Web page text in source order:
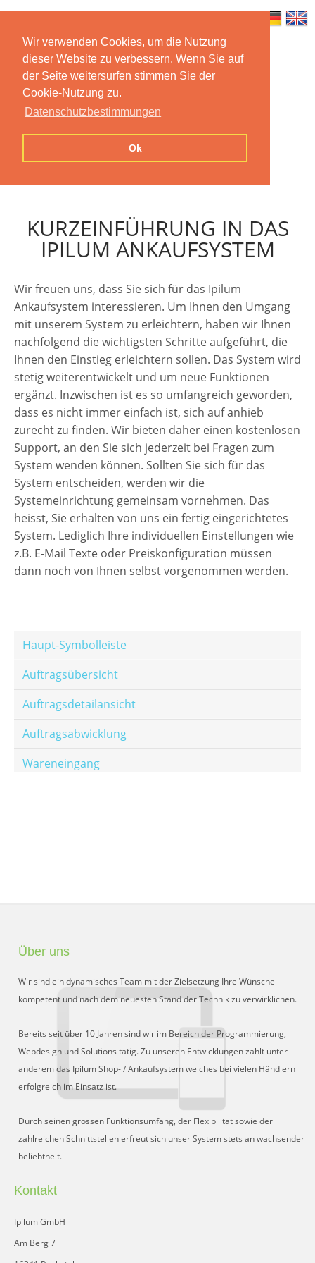
Wir verwenden Cookies, um die Nutzung
dieser Website zu verbessern. Wenn Sie auf
der Seite weitersurfen stimmen Sie der
Cookie-Nutzung zu.
Datenschutzbestimmungen
Ok
Home Features Mobile App
Preise
Contact us Imprint Privacy
KURZEINFÜHRUNG IN DAS
IPILUM ANKAUFSYSTEM
Wir freuen uns, dass Sie sich für das Ipilum
Ankaufsystem interessieren. Um Ihnen den Umgang
mit unserem System zu erleichtern, haben wir Ihnen
nachfolgend die wichtigsten Schritte aufgeführt, die
Ihnen den Einstieg erleichtern sollen. Das System wird
stetig weiterentwickelt und um neue Funktionen
ergänzt. Inzwischen ist es so umfangreich geworden,
dass es nicht immer einfach ist, sich auf anhieb
zurecht zu finden. Wir bieten daher einen kostenlosen
Support, an den Sie sich jederzeit bei Fragen zum
System wenden können. Sollten Sie sich für das
System entscheiden, werden wir die
Systemeinrichtung gemeinsam vornehmen. Das
heisst, Sie erhalten von uns ein fertig eingerichtetes
System. Lediglich Ihre individuellen Einstellungen wie
z.B. E-Mail Texte oder Preiskonfiguration müssen
dann noch von Ihnen selbst vorgenommen werden.
Haupt-Symbolleiste
Auftragsübersicht
Auftragsdetailansicht
Auftragsabwicklung
Wareneingang
Sperrliste
Zustands-Abfragen
Wareneingang
Bar-Ankauf
Tagesabschluss
FAQ
Über uns
Wir sind ein dynamisches Team mit der Zielsetzung Ihre Wünsche
kompetent und nach dem neuesten Stand der Technik zu verwirklichen.
Bereits seit über 10 Jahren sind wir im Bereich der Programmierung,
Webdesign und Solutions tätig. Zu unseren Entwicklungen zählt unter
anderem das Ipilum Shop- / Ankaufsystem welches bei vielen Händlern
erfolgreich im Einsatz ist.
Durch seinen grossen Funktionsumfang, der Flexibilität sowie der
zahlreichen Schnittstellen erfreut sich unser System stets an wachsender
beliebtheit.
Kontakt
Ipilum GmbH
Am Berg 7